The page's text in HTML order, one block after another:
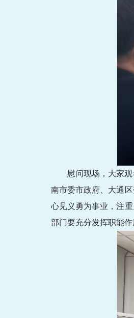
慰问现场，大家
南市委市政府、大通
心见义勇为事业，注
部门要充分发挥职能